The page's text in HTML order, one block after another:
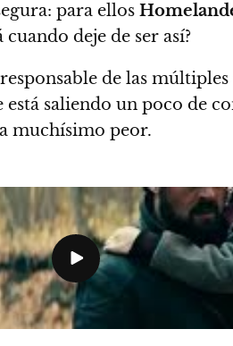
para ellos
deje de ser así?
de las
está saliendo un poco de
muchísimo peor.